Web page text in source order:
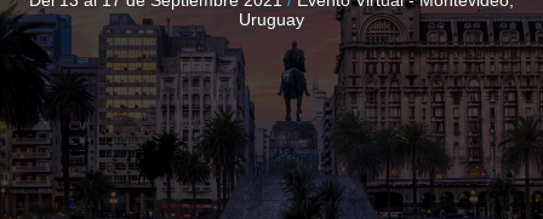
Uruguay